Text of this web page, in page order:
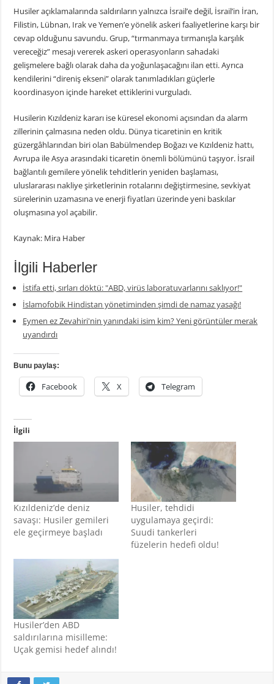
Husiler açıklamalarında saldırıların yalnızca İsrail’e değil, İsrail’in İran,
Filistin, Lübnan, Irak ve Yemen’e yönelik askeri faaliyetlerine karşı bir
cevap olduğunu savundu. Grup, “tırmanmaya tırmanışla karşılık
vereceğiz” mesajı vererek askeri operasyonların sahadaki
gelişmelere bağlı olarak daha da yoğunlaşacağını ilan etti. Ayrıca
kendilerini “direniş ekseni” olarak tanımladıkları güçlerle
koordinasyon içinde hareket ettiklerini vurguladı.
Husilerin Kızıldeniz kararı ise küresel ekonomi açısından da alarm
zillerinin çalmasına neden oldu. Dünya ticaretinin en kritik
güzergâhlarından biri olan Babülmendep Boğazı ve Kızıldeniz hattı,
Avrupa ile Asya arasındaki ticaretin önemli bölümünü taşıyor. İsrail
bağlantılı gemilere yönelik tehditlerin yeniden başlaması,
uluslararası nakliye şirketlerinin rotalarını değiştirmesine, sevkiyat
sürelerinin uzamasına ve enerji fiyatları üzerinde yeni baskılar
oluşmasına yol açabilir.
Kaynak: Mira Haber
İlgili Haberler
İstifa etti, sırları döktü: "ABD, virüs laboratuvarlarını saklıyor!"
İslamofobik Hindistan yönetiminden şimdi de namaz yasağı!
Eymen ez Zevahiri'nin yanındaki isim kim? Yeni görüntüler merak
uyandırdı
Bunu paylaş:
Facebook X Telegram
İlgili
Kızıldeniz’de deniz
savaşı: Husiler gemileri
ele geçirmeye başladı
Husiler, tehdidi
uygulamaya geçirdi:
Suudi tankerleri
füzelerin hedefi oldu!
Husiler’den ABD
saldırılarına misilleme:
Uçak gemisi hedef alındı!